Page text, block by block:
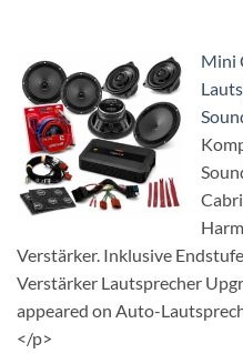
Mini
Verstärker. Inklusive
Verstärker Lautsprecher
appeared on Auto-
</p>